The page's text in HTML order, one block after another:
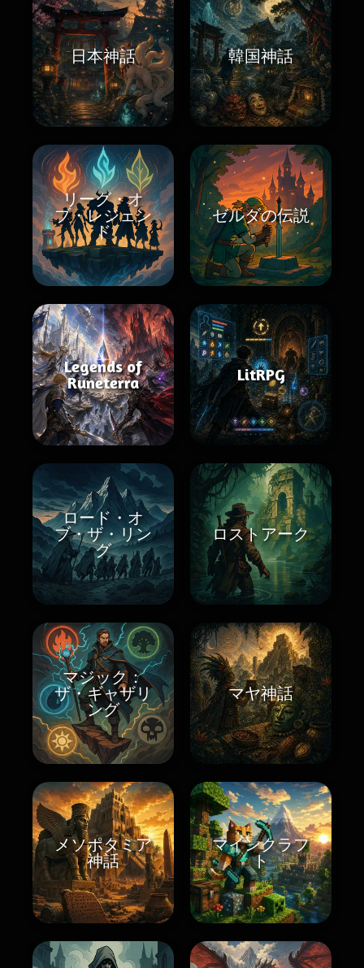
日本神話 韓国神話
リーグ・オ
ブ・レジェン
ド
ゼルダの伝説
Legends of
Runeterra
LitRPG
ロード・オ
ブ・ザ・リン
グ
ロストアーク
マジック：
ザ・ギャザリ
ング
マヤ神話
メソポタミア
神話
マインクラフ
ト